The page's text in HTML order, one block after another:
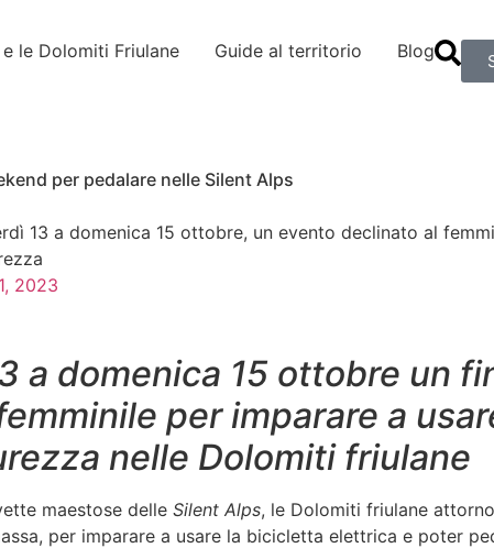
le Dolomiti Friulane Guide al territorio Blog
per pedalare nelle Silent Alps
13 a domenica 15 ottobre, un evento declinato al
2023
a domenica 15 ottobre un
per imparare a
nelle Dolomiti friulane
maestose delle Silent Alps, le Dolomiti friulane
per imparare a usare la bicicletta elettrica e poter